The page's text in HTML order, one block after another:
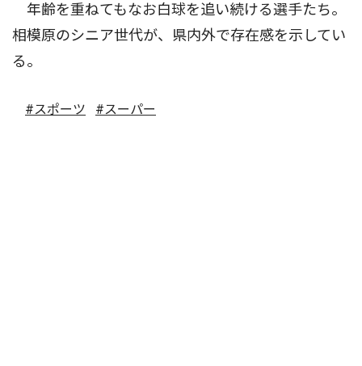
年齢を重ねてもなお白球を追い続ける選手たち。
相模原のシニア世代が、県内外で存在感を示してい
る。
#スポーツ #スーパー